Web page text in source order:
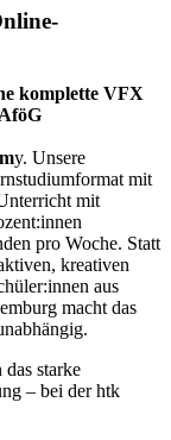
komplette VFX
y. Unsere
mit
mit
pro Woche. Statt
kreativen
aus
macht das
das starke
– bei der htk